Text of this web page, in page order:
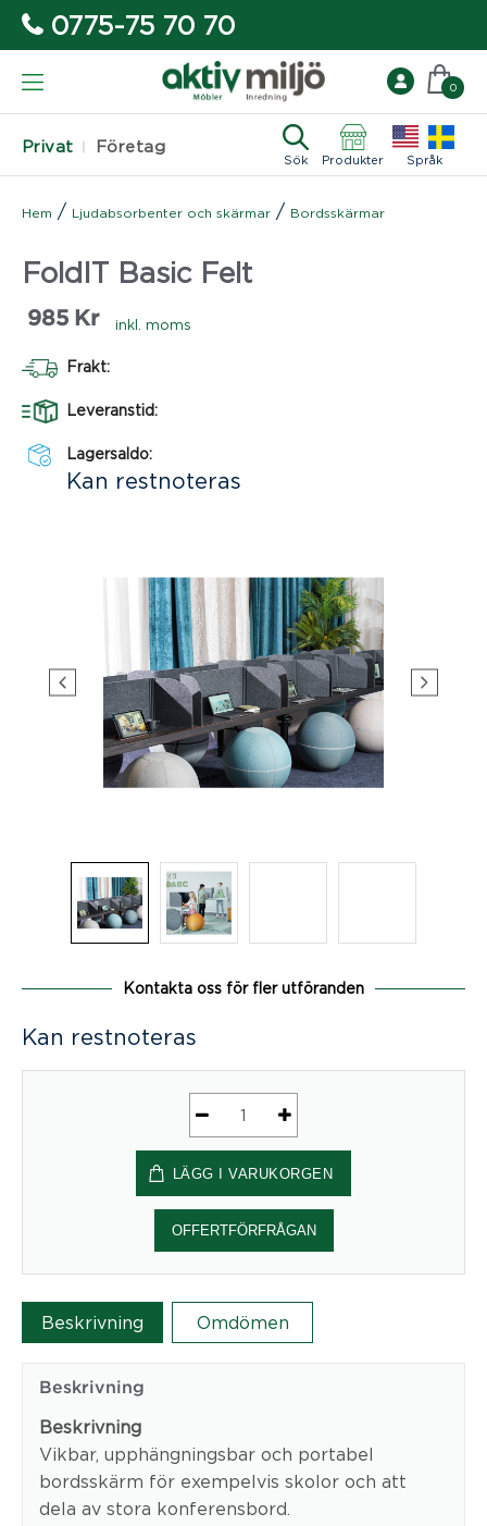
0775-75 70 70
Privat Företag
Sök Produkter Språk
0
Hem / Ljudabsorbenter och skärmar / Bordsskärmar
FoldIT Basic Felt
985 Kr inkl. moms
Frakt:
Leveranstid:
Lagersaldo:
Kan restnoteras
Kontakta oss för fler utföranden
Kan restnoteras
FoldIT
Basic
Felt
mängd
LÄGG I VARUKORGEN
OFFERTFÖRFRÅGAN
Beskrivning Omdömen
Beskrivning
Beskrivning
Vikbar, upphängningsbar och portabel
bordsskärm för exempelvis skolor och att
dela av stora konferensbord.